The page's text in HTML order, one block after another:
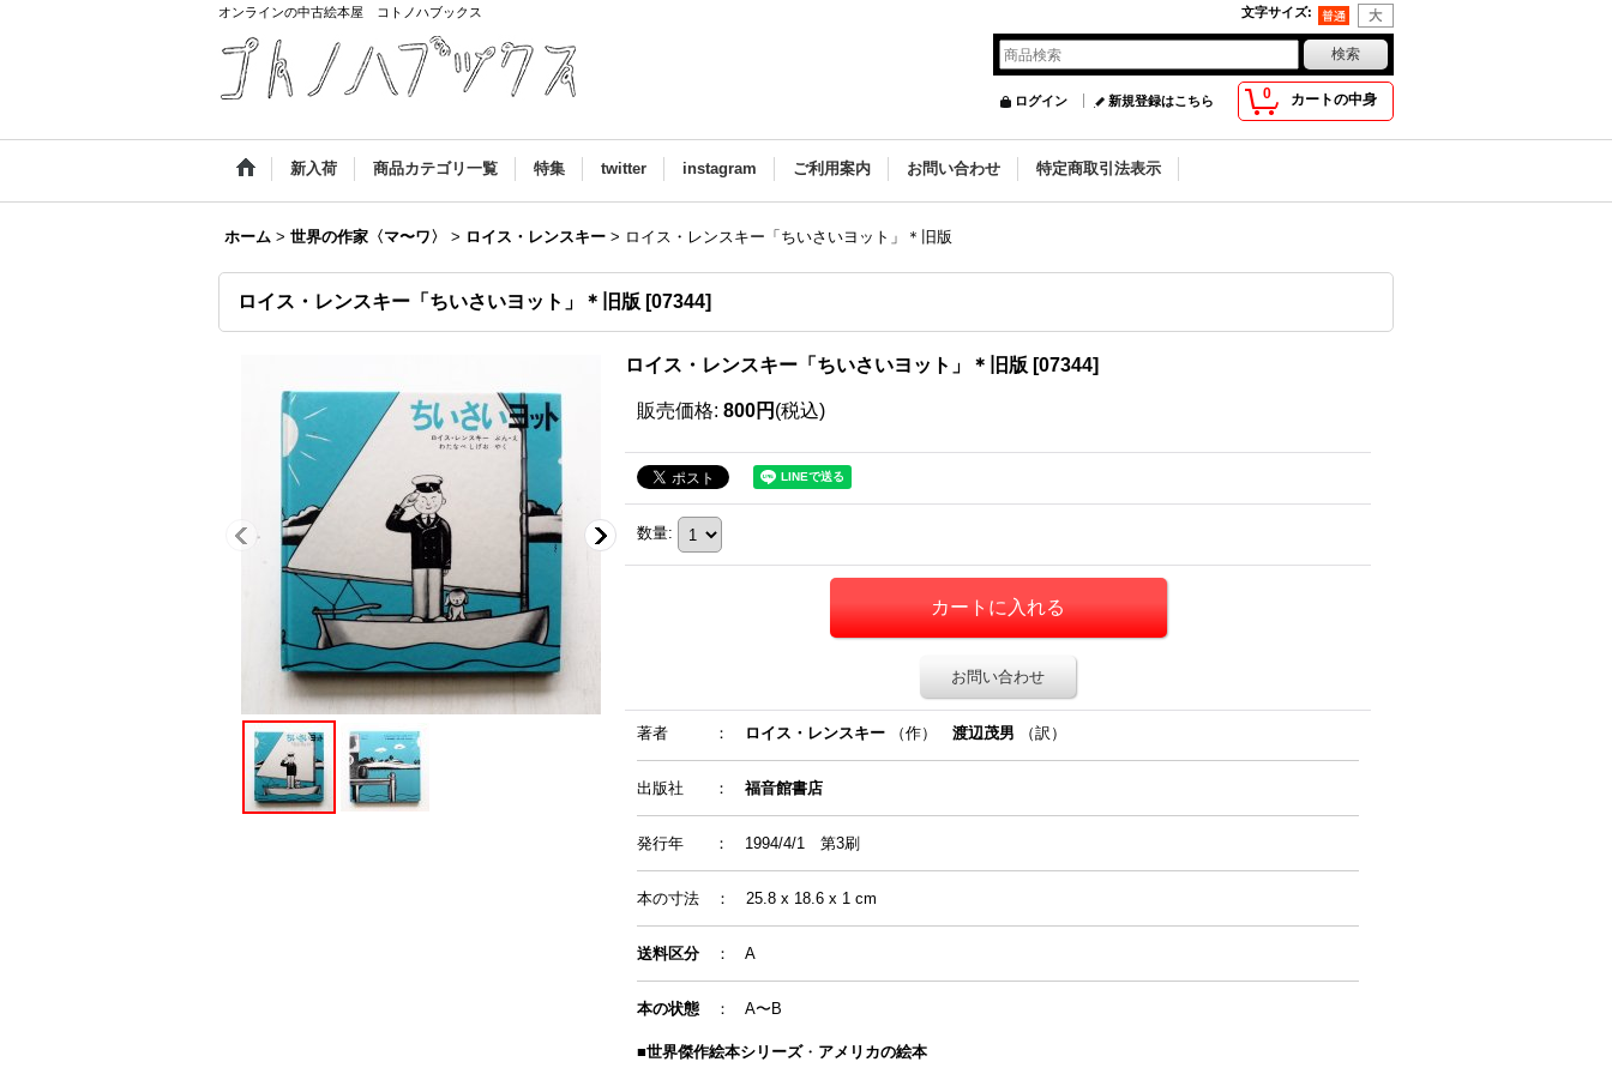
オンラインの中古絵本屋 コトノハブックス 文字サイズ:
0 カートの中身
ログイン 新規登録はこちら
新入荷 商品カテゴリ一覧 特集 twitter instagram ご利用案内 お問い合わせ 特定商取引法表示
ホーム > 世界の作家〈マ〜ワ〉 > ロイス・レンスキー > ロイス・レンスキー「ちいさいヨット」＊旧版
ロイス・レンスキー「ちいさいヨット」＊旧版 [07344]
ロイス・レンスキー「ちいさいヨット」＊旧版 [07344]
販売価格: 800円 (税込)
数量:
お問い合わせ
著者 ： ロイス・レンスキー （作） 渡辺茂男 （訳）
出版社 ： 福音館書店
発行年 ： 1994/4/1 第3刷
本の寸法 ： 25.8 x 18.6 x 1 cm
送料区分： A
本の状態 ： A〜B
■世界傑作絵本シリーズ・ アメリカの絵本